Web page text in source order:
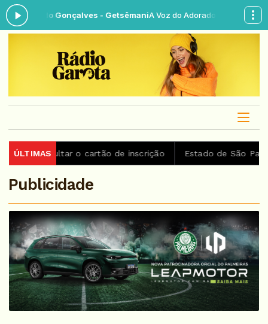
Gonçalves - GetsêmaniA Voz do Adorador das 18:30 às 21:30 -
ÚLTIMASo cartão de inscrição Estado de São Paulo
Publicidade